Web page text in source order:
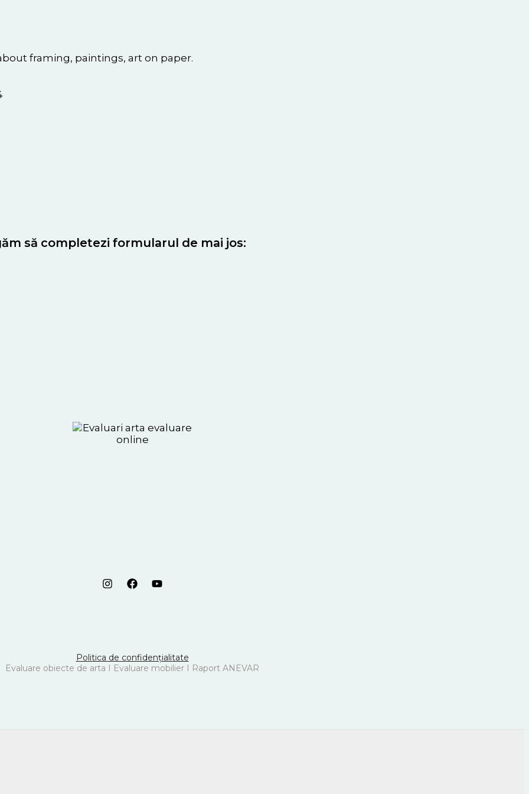
framing, paintings, art on paper.
să completezi formularul de mai jos:
Politica de confidențialitate
Evaluare obiecte de arta I Evaluare mobilier I Raport ANEVAR